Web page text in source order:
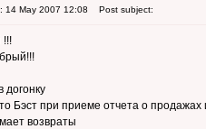
14 May 2007 12:08 Post subject:
!!!
догонку
Бэст при приеме отчета о
возвраты